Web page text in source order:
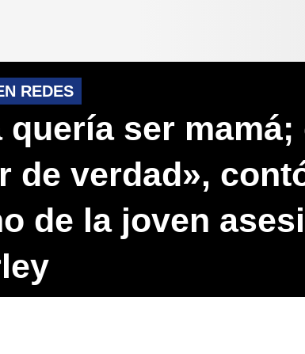
REDES
quería ser mamá;
de verdad»,
de la joven